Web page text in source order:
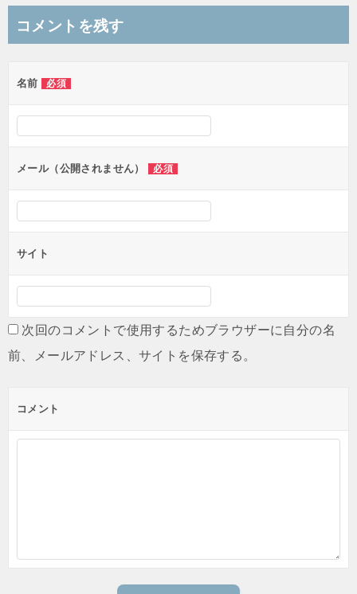
コメントを残す
名前 必須
メール（公開されません） 必須
サイト
次回のコメントで使用するためブラウザーに自分の名
前、メールアドレス、サイトを保存する。
コメント